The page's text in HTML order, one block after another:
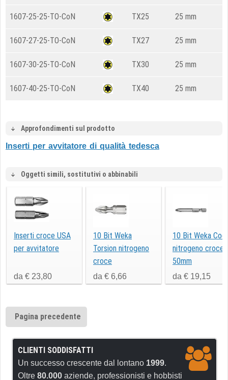
1607-25-25-TO-CoN TX25 25 mm
1607-27-25-TO-CoN TX27 25 mm
1607-30-25-TO-CoN TX30 25 mm
1607-40-25-TO-CoN TX40 25 mm
Approfondimenti sul prodotto
Inserti per avvitatore di qualità tedesca
Oggetti simili, sostitutivi o abbinabili
Inserti croce USA
per avvitatore
da € 23,80
10 Bit Weka
Torsion nitrogeno
croce
da € 6,66
10 Bit Weka Cool
nitrogeno croce
50mm
da € 19,15
Pagina precedente
CLIENTI SODDISFATTI
Un successo crescente dal lontano 1999.
Oltre 80.000 aziende, professionisti e hobbisti